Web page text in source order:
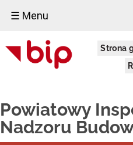
☰ Menu
Strona
Powiatowy
Nadzoru
Cyfrowa
książka
obiektu
budowlanego
Cyfrowa
książka
obiektu
budowlanego